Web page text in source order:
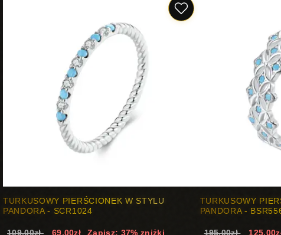
TURKUSOWY PIERŚCIONEK W STYLU
PANDORA - SCR1024
109.00zł 69.00zł Zapisz: 37% zniżki
TURKUSOWY
PANDORA -
195.00zł